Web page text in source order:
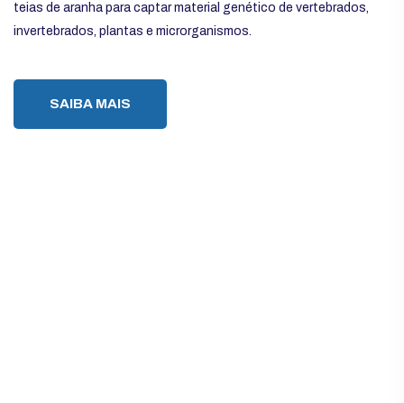
teias de aranha para captar material genético de vertebrados,
invertebrados, plantas e microrganismos.
SAIBA MAIS